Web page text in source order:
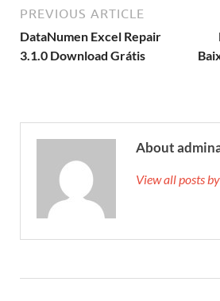
PREVIOUS ARTICLE
DataNumen Excel Repair
3.1.0 Download Grátis
About
View all posts